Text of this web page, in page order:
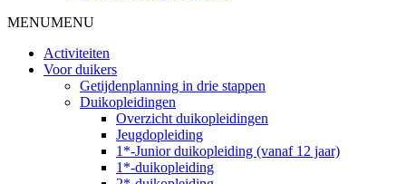
MENUMENU
Activiteiten
Voor duikers
Getijdenplanning in drie stappen
Duikopleidingen
Overzicht duikopleidingen
Jeugdopleiding
1*-Junior duikopleiding (vanaf 12 jaar)
1*-duikopleiding